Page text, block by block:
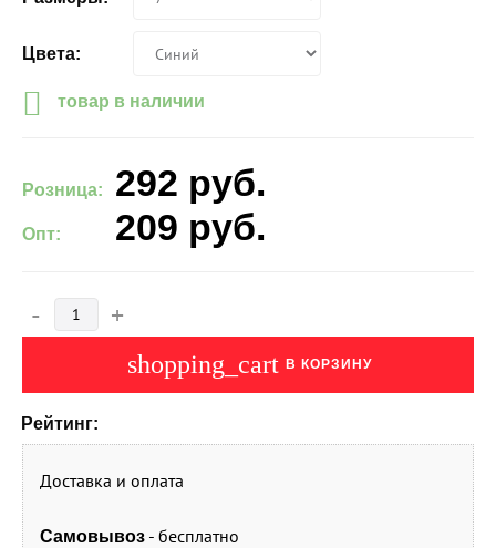
Цвета:
товар в наличии
Розница: 292 руб.
Опт: 209 руб.
- +
shopping_cart В КОРЗИНУ
Рейтинг:
Доставка и оплата
Самовывоз - бесплатно